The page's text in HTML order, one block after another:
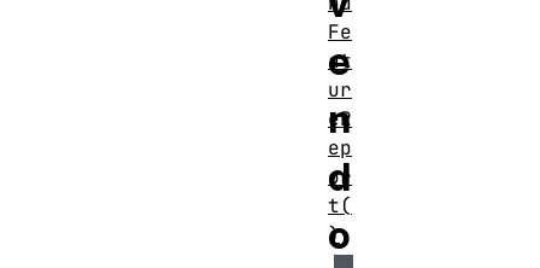
e
n
d
o
Fe
at
ur
eR
ep
or
t(
)